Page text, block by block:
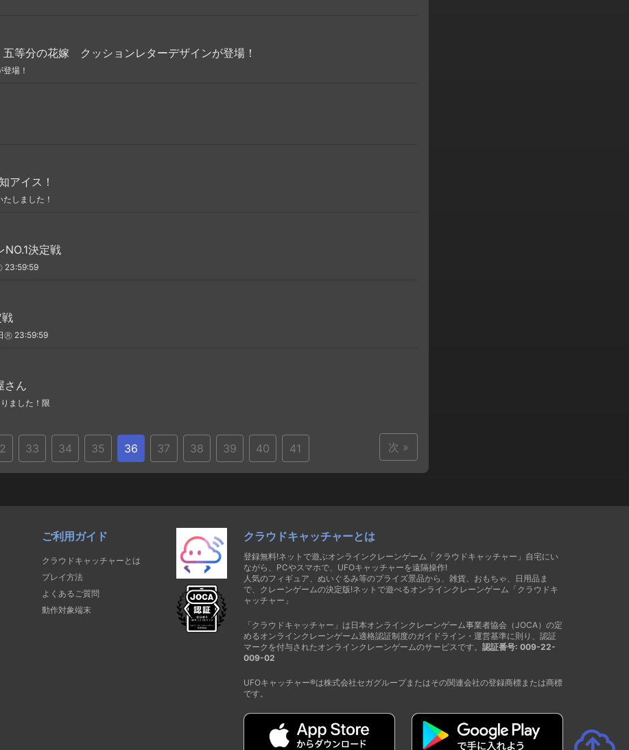
五等分の花嫁 クッションレターデザインが登場！
場！
アイス！
しました！
NO.1決定戦
23:59:59
戦
㊊ 23:59:59
さん
ました！限
次 »
33 34 35 36 37 38 39 40 41
ご利用ガイド
クラウドキャッチャーとは
プレイ方法
よくあるご質問
動作対象端末
クラウドキャッチャーとは
登録無料!ネットで遊ぶオンラインクレーンゲーム「クラウドキャッチャー」自宅にい
ながら、PCやスマホで、UFOキャッチャーを遠隔操作!
人気のフィギュア、ぬいぐるみ等のプライズ景品から、雑貨、おもちゃ、日用品ま
で、クレーンゲームの決定版!ネットで遊べるオンラインクレーンゲーム「クラウドキ
ャッチャー」
「クラウドキャッチャー」は日本オンラインクレーンゲーム事業者協会（JOCA）の定
めるオンラインクレーンゲーム適格認証制度のガイドライン・運営基準に則り、認証
マークを付与されたオンラインクレーンゲームのサービスです。 認証番号: 009-22-
009-02
UFOキャッチャー®は株式会社セガグループまたはその関連会社の登録商標または商標
です。